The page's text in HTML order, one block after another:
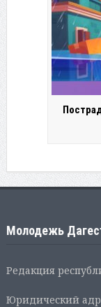
Молодежь
Редакция
Юридический